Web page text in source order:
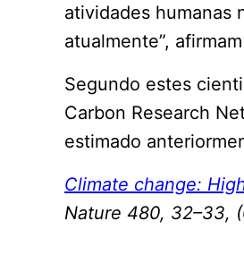
atividades humanas
atualmente”,
Segundo estes
Carbon Research
estimado
Climate change:
Nature 480, 32–33,